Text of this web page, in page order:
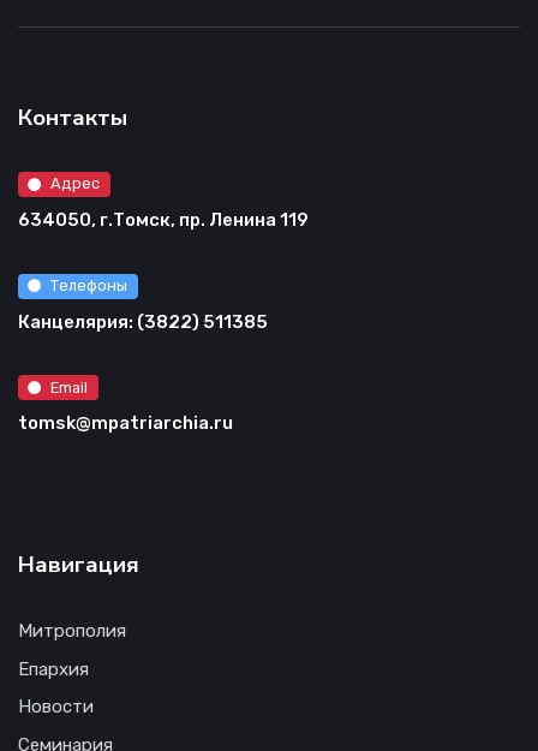
Контакты
Адрес
634050, г.Томск, пр. Ленина 119
Телефоны
Канцелярия: (3822) 511385
Email
tomsk@mpatriarchia.ru
Навигация
Митрополия
Епархия
Новости
Семинария